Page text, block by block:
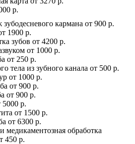
р.
кармана от 900 р.
1900 р.
зубов от 4200 р.
от 1000 р.
от 250 р.
тела из зубного канала от 500 р.
от 1000 р.
от 900 р.
от 900 р.
5000 р.
от 1500 р.
от 6300 р.
медикаментозная обработка
450 р.